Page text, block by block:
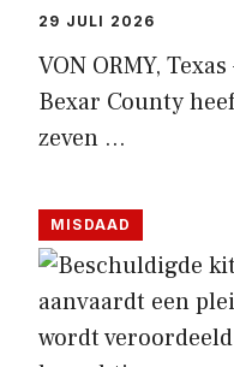
29 JULI 2026
VON ORMY,
Bexar County
zeven …
MISDAAD